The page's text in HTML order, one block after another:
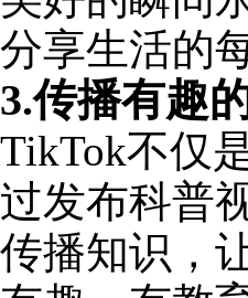
分享生活的
3.传播有趣
TikTok不仅
过发布科普
传播知识，